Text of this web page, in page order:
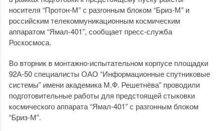
носителя “Протон-М” с разгонным блоком “Бриз-М” и
российским телекоммуникационным космическим
аппаратом “Ямал-401”, сообщает пресс-служба
Роскосмоса.
Во вторник в монтажно-испытательном корпусе площадки
92А-50 специалисты ОАО “Информационные спутниковые
системы” имени академика М.Ф. Решетнёва” проводили
подготовительные работы для предстоящей стыковки
космического аппарата “Ямал-401” с разгонным блоком
“Бриз-М”.